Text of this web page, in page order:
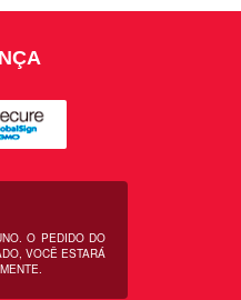
O PEDIDO DO
VOCÊ ESTARÁ